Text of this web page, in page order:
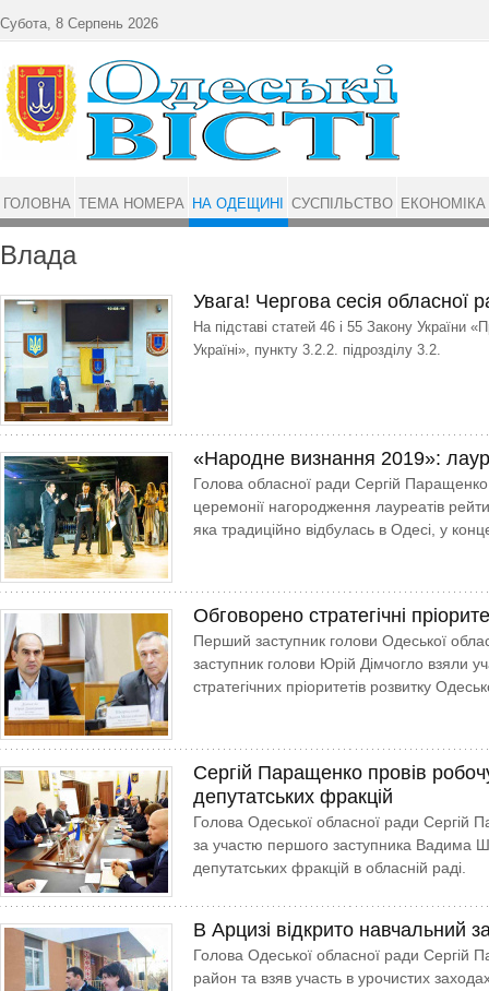
Влада
Увага! Чергова сесія обласної
На підставі статей 46 і 55 Закону України
Україні», пункту 3.2.2. підрозділу 3.2.
«Народне визнання 2019»:
Голова обласної ради Сергій Паращенко
церемонії нагородження лауреатів
яка традиційно відбулась в Одесі, у
Обговорено стратегічні
Перший заступник голови Одеської
заступник голови Юрій Дімчогло взяли
стратегічних пріоритетів розвитку
Сергій Паращенко провів
депутатських фракцій
Голова Одеської обласної ради Сергій
за участю першого заступника Вадима
депутатських фракцій в обласній раді.
В Арцизі відкрито навчальний
Голова Одеської обласної ради Сергій
район та взяв участь в урочистих
Субота, 8 Серпень 2026
ГОЛОВНА ТЕМА НОМЕРА НА ОДЕЩИНІ СУСПІЛЬСТВО ЕКОНОМІКА